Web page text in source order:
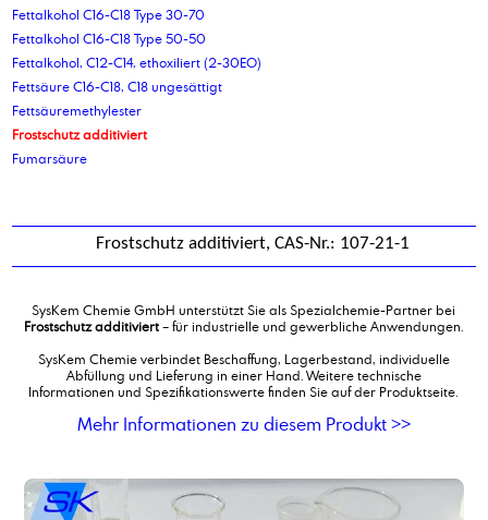
Fettalkohol C16-C18 Type 30-70
Fettalkohol C16-C18 Type 50-50
Fettalkohol, C12-C14, ethoxiliert (2-30EO)
Fettsäure C16-C18, C18 ungesättigt
Fettsäuremethylester
Frostschutz additiviert
Fumarsäure
Frostschutz additiviert, CAS-Nr.: 107-21-1
SysKem Chemie GmbH unterstützt Sie als Spezialchemie-Partner bei
Frostschutz additiviert– für industrielle und gewerbliche Anwendungen.
SysKem Chemie verbindet Beschaffung, Lagerbestand, individuelle
Abfüllung und Lieferung in einer Hand. Weitere technische
Informationen und Spezifikationswerte finden Sie auf der Produktseite.
Mehr Informationen zu diesem Produkt >>